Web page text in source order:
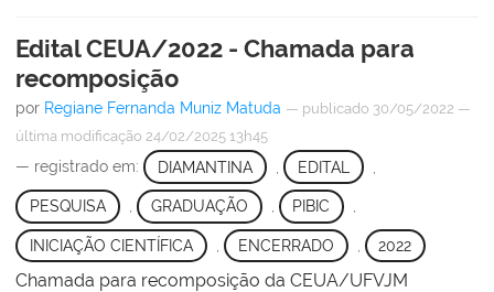
Edital CEUA/2022 - Chamada para
recomposição
por Regiane Fernanda Muniz Matuda — publicado 30/05/2022 —
última modificação 24/02/2025 13h45
— registrado em: DIAMANTINA EDITAL
PESQUISA , GRADUAÇÃO , PIBIC ,
INICIAÇÃO CIENTÍFICA ENCERRADO 2022
Chamada para recomposição da CEUA/UFVJM